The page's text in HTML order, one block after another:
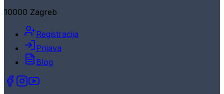
10000 Zagreb
Registracija
Prijava
Blog